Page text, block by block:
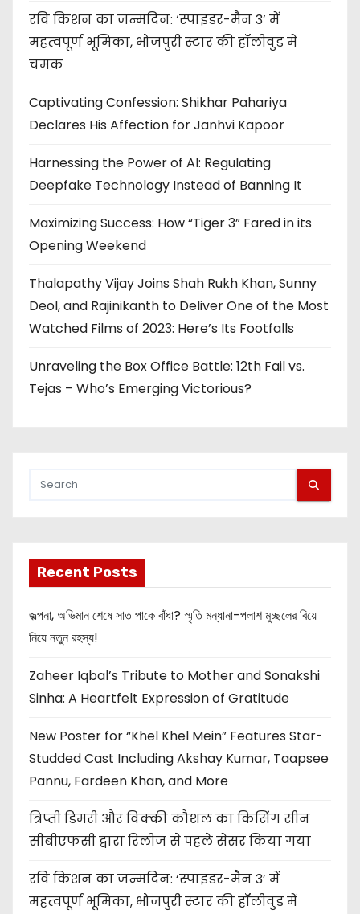
रवि किशन का जन्मदिन: ‘स्पाइडर-मैन 3’ में
महत्वपूर्ण भूमिका, भोजपुरी स्टार की हॉलीवुड में
चमक
Captivating Confession: Shikhar Pahariya
Declares His Affection for Janhvi Kapoor
Harnessing the Power of AI: Regulating
Deepfake Technology Instead of Banning It
Maximizing Success: How “Tiger 3” Fared in its
Opening Weekend
Thalapathy Vijay Joins Shah Rukh Khan, Sunny
Deol, and Rajinikanth to Deliver One of the Most
Watched Films of 2023: Here’s Its Footfalls
Unraveling the Box Office Battle: 12th Fail vs.
Tejas – Who’s Emerging Victorious?
Recent Posts
জল্পনা, অভিমান শেষে সাত পাকে বাঁধা? স্মৃতি মন্ধানা-পলাশ মুচ্ছলের বিয়ে
নিয়ে নতুন রহস্য!
Zaheer Iqbal’s Tribute to Mother and Sonakshi
Sinha: A Heartfelt Expression of Gratitude
New Poster for “Khel Khel Mein” Features Star-
Studded Cast Including Akshay Kumar, Taapsee
Pannu, Fardeen Khan, and More
त्रिप्ती डिमरी और विक्की कौशल का किसिंग सीन
सीबीएफसी द्वारा रिलीज से पहले सेंसर किया गया
रवि किशन का जन्मदिन: ‘स्पाइडर-मैन 3’ में
महत्वपूर्ण भूमिका, भोजपुरी स्टार की हॉलीवुड में